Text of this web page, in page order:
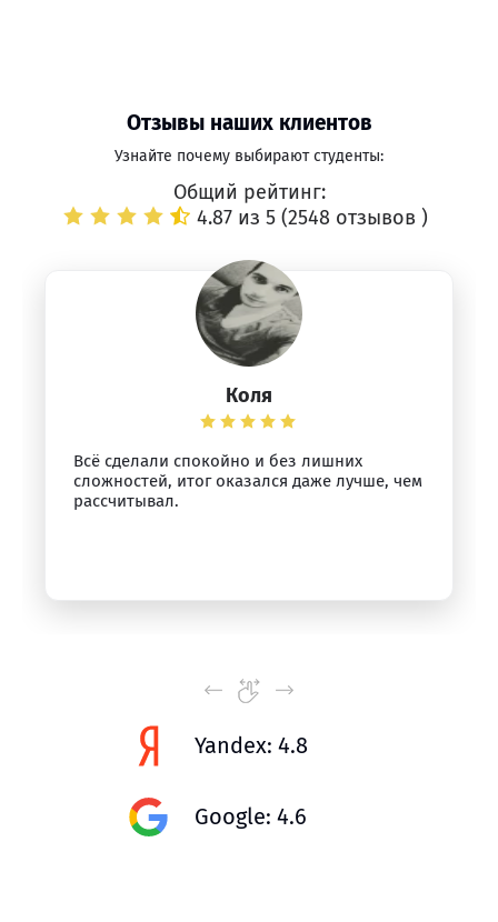
Отзывы наших клиентов
Узнайте почему выбирают студенты:
Общий рейтинг:
4.87 из 5 (2548 отзывов )
Коля
Всё сделали спокойно и без лишних
сложностей, итог оказался даже лучше, чем
рассчитывал.
Yandex: 4.8
Google: 4.6